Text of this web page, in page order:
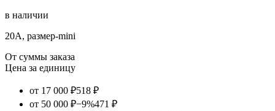
в наличии
20А, размер-mini
От суммы заказа
Цена за единицу
от 17 000 ₽518 ₽
от 50 000 ₽−9%471 ₽